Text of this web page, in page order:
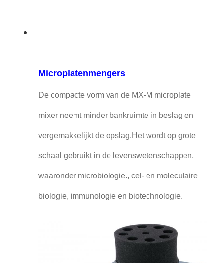
Microplatenmengers
De compacte vorm van de MX-M microplate
mixer neemt minder bankruimte in beslag en
vergemakkelijkt de opslag.Het wordt op grote
schaal gebruikt in de levenswetenschappen,
waaronder microbiologie., cel- en moleculaire
biologie, immunologie en biotechnologie.